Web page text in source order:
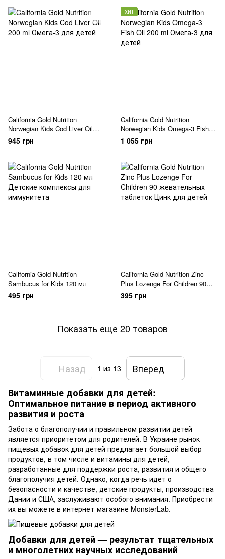
California Gold Nutrition
Norwegian Kids Cod Liver Oil
200 ml
945 грн
ХИТ
California Gold Nutrition
Norwegian Kids Omega-3 Fish
Oil 200 ml
1 055 грн
California Gold Nutrition
Sambucus for Kids 120 мл
495 грн
California Gold Nutrition Zinc
Plus Lozenge For Children 90
жевательных таблеток
395 грн
Показать еще 20 товаров
Назад 1 из 13
Вперед
Витаминные добавки для детей:
Оптимальное питание в период активного
развития и роста
Забота о благополучии и правильном развитии детей
является приоритетом для родителей. В Украине рынок
пищевых добавок для детей предлагает большой выбор
продуктов, в том числе и витамины для детей,
разработанные для поддержки роста, развития и общего
благополучия детей. Однако, когда речь идет о
безопасности и качестве, детские продукты, производства
Дании и США, заслуживают особого внимания. Приобрести
их вы можете в интернет-магазине MonsterLab.
Добавки для детей — результат тщательных
и многолетних научных исследований